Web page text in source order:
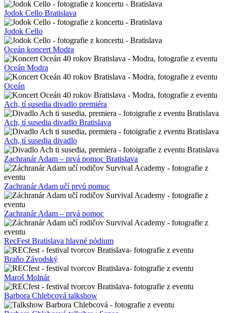
Jodok Cello Bratislava
Jodok Cello
Oceán koncert Modra
Oceán Modra
Oceán
Ach, tí susedia divadlo premiéra
Ach, tí susedia divadlo Bratislava
Ach, tí susedia divadlo
Zachranár Adam – prvá pomoc Bratislava
Zachranár Adam učí prvú pomoc
Zachranár Adam – prvá pomoc
RecFest Bratislava hlavné pódium
Braňo Závodský
Maroš Molnár
Barbora Chlebcová talkshow